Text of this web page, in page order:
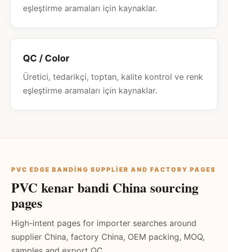
eşleştirme aramaları için kaynaklar.
QC / Color
Üretici, tedarikçi, toptan, kalite kontrol ve renk
eşleştirme aramaları için kaynaklar.
PVC EDGE BANDING SUPPLIER AND FACTORY PAGES
PVC kenar bandi China sourcing
pages
High-intent pages for importer searches around
supplier China, factory China, OEM packing, MOQ,